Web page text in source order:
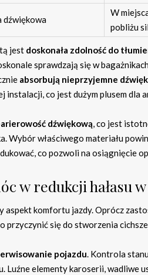
dźwiękowa
W
pobliżu
jest doskonała zdolność do
sprawdzają się w
absorbują nieprzyjemne
instalacji, co jest dużym plusem dla
dźwiękową, co jest
Wybór właściwego materiału
co pozwoli na osiągnięcie
w redukcji hałasu
aspekt komfortu jazdy. Oprócz
przyczynić się do stworzenia
pojazdu. Kontrola
Luźne elementy karoserii, wadliwe